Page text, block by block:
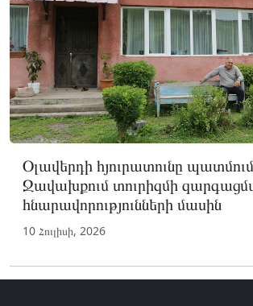
Օլավերդի հյուրատունը
Ջավախքում տուրիզմի
հնարավորությունների մասին
10 Հուլիսի, 2026